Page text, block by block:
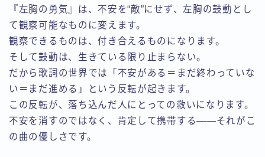
『左胸の勇気』は、不安を“敵”にせず、左胸の鼓動とし
て観察可能なものに変えます。
観察できるものは、付き合えるものになります。
そして鼓動は、生きている限り止まらない。
だから歌詞の世界では「不安がある＝まだ終わっていな
い＝まだ進める」という反転が起きます。
この反転が、落ち込んだ人にとっての救いになります。
不安を消すのではなく、肯定して携帯する——それがこ
の曲の優しさです。